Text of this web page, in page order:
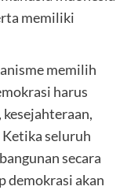
memiliki
memilih
harus
seluruh
secara
demokrasi akan